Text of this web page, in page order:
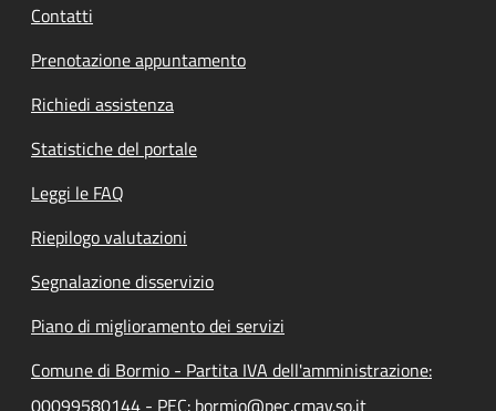
Contatti
Prenotazione appuntamento
Richiedi assistenza
Statistiche del portale
Leggi le FAQ
Riepilogo valutazioni
Segnalazione disservizio
Piano di miglioramento dei servizi
Comune di Bormio - Partita IVA dell'amministrazione:
00099580144 - PEC: bormio@pec.cmav.so.it